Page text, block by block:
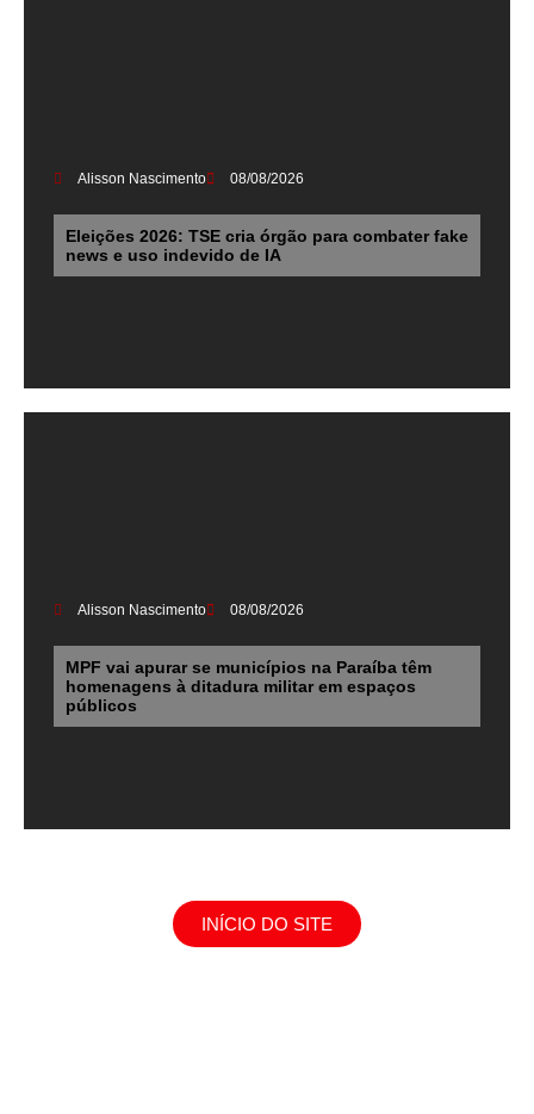
Alisson Nascimento 08/08/2026
Eleições 2026: TSE cria órgão para combater fake
news e uso indevido de IA
Alisson Nascimento 08/08/2026
MPF vai apurar se municípios na Paraíba têm
homenagens à ditadura militar em espaços
públicos
INÍCIO DO SITE